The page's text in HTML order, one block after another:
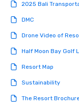
2025 Bali
DMC
Drone Video of
Half Moon Bay Golf
Resort Map
Sustainability
The Resort